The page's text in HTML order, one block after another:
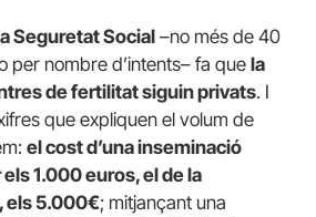
Seguretat Social–no més de 40
per nombre d’intents– fa que la
de fertilitat siguin privats. I
que expliquen el volum de
el cost d’una inseminació
1.000 euros, el de la
, els 5.000€; mitjançant una